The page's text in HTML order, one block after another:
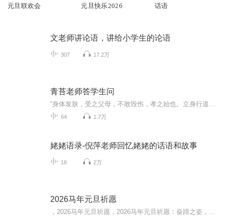
元旦联欢会 元旦快乐2026 话语
文老师讲论语，讲给小学生的论语
307 17.2万
青苔老师答学生问
64 1.7万
姥姥语录-倪萍老师回忆姥姥的话语和故事
18 2万
2026马年元旦祈愿